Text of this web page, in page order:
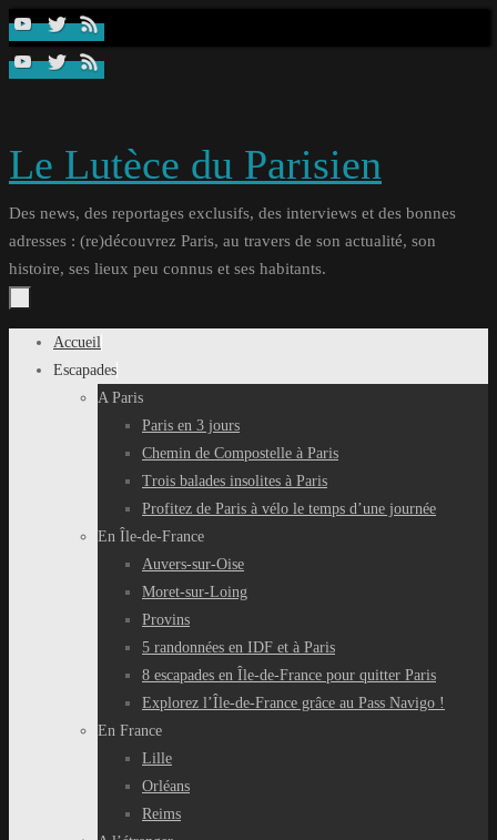
Passer
contenu
Le Lutèce du Parisien
Des news, des reportages exclusifs, des interviews et des bonnes
adresses : (re)découvrez Paris, au travers de son actualité, son
histoire, ses lieux peu connus et ses habitants.
Passer
Accueil
Escapades
A Paris
Paris en 3 jours
Chemin de Compostelle à Paris
Trois balades insolites à Paris
Profitez de Paris à vélo le temps d’une journée
En Île-de-France
Auvers-sur-Oise
Moret-sur-Loing
Provins
5 randonnées en IDF et à Paris
8 escapades en Île-de-France pour quitter Paris
Explorez l’Île-de-France grâce au Pass Navigo !
En France
Lille
Orléans
Reims